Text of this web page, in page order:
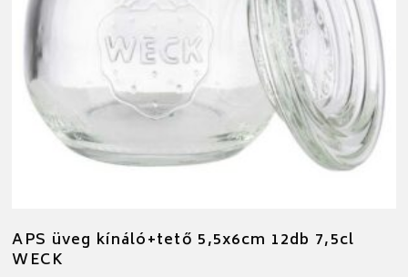
APS üveg kínáló+tető 5,5x6cm 12db 7,5cl
WECK